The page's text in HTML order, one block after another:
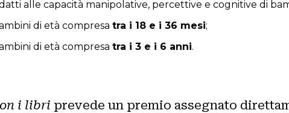
alle capacità manipolative, percettive e cognitive di
di età compresa tra i 18 e i 36 mesi;
di età compresa tra i 3 e i 6 anni.
i libri prevede un premio assegnato